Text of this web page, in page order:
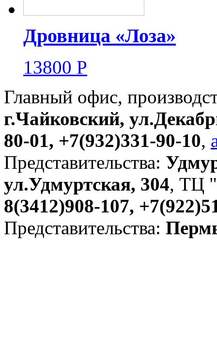
Дровница «Лоза»
13800 Р
Главный офис,
г.Чайковский,
80-01, +7(932)331-90-10,
Представительства:
ул.Удмуртская, 304, ТЦ
8(3412)908-107,
Представительства: